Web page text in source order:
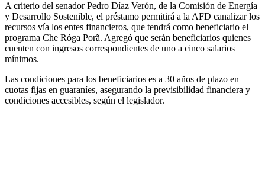
A criterio del senador Pedro Díaz Verón, de la Comisión de Energía
y Desarrollo Sostenible, el préstamo permitirá a la AFD canalizar los
recursos vía los entes financieros, que tendrá como beneficiario el
programa Che Róga Porã. Agregó que serán beneficiarios quienes
cuenten con ingresos correspondientes de uno a cinco salarios
mínimos.
Las condiciones para los beneficiarios es a 30 años de plazo en
cuotas fijas en guaraníes, asegurando la previsibilidad financiera y
condiciones accesibles, según el legislador.